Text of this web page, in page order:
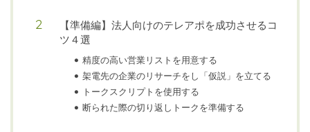
【準備編】法人向けのテレアポを成功させるコ
ツ４選
精度の高い営業リストを用意する
架電先の企業のリサーチをし「仮説」を立てる
トークスクリプトを使用する
断られた際の切り返しトークを準備する